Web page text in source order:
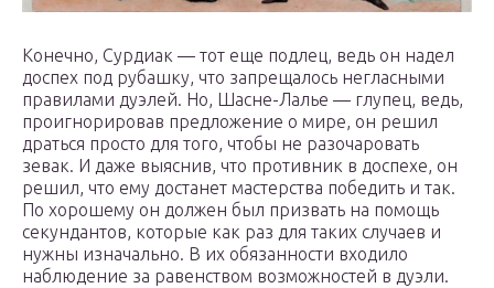
Конечно, Сурдиак — тот еще подлец, ведь он надел
доспех под рубашку, что запрещалось негласными
правилами дуэлей. Но, Шасне-Лалье — глупец, ведь,
проигнорировав предложение о мире, он решил
драться просто для того, чтобы не разочаровать
зевак. И даже выяснив, что противник в доспехе, он
решил, что ему достанет мастерства победить и так.
По хорошему он должен был призвать на помощь
секундантов, которые как раз для таких случаев и
нужны изначально. В их обязанности входило
наблюдение за равенством возможностей в дуэли.